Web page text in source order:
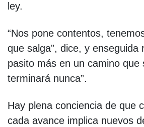
ley.
“Nos pone contentos,
que salga”, dice, y enseguida
pasito más en un camino que
terminará nunca”.
Hay plena conciencia de que
cada avance implica nuevos